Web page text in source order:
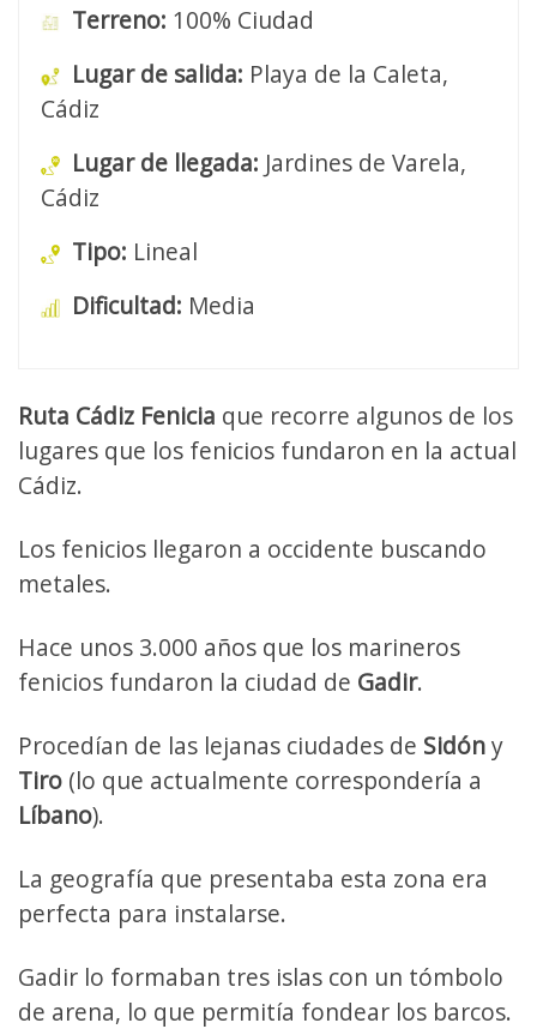
Terreno: 100% Ciudad
Lugar de salida: Playa de la Caleta,
Cádiz
Lugar de llegada: Jardines de Varela,
Cádiz
Tipo: Lineal
Dificultad: Media
Ruta Cádiz Fenicia que recorre algunos de los
lugares que los fenicios fundaron en la actual
Cádiz.
Los fenicios llegaron a occidente buscando
metales.
Hace unos 3.000 años que los marineros
fenicios fundaron la ciudad de Gadir.
Procedían de las lejanas ciudades de Sidóny
Tiro (lo que actualmente correspondería a
Líbano).
La geografía que presentaba esta zona era
perfecta para instalarse.
Gadir lo formaban tres islas con un tómbolo
de arena, lo que permitía fondear los barcos.